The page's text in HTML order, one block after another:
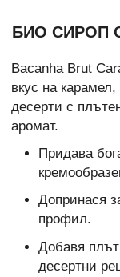
БИО СИРОП
Bacanha Brut
вкус на
десерти с
аромат.
Придава
Допринася
профил.
Добавя
десертни